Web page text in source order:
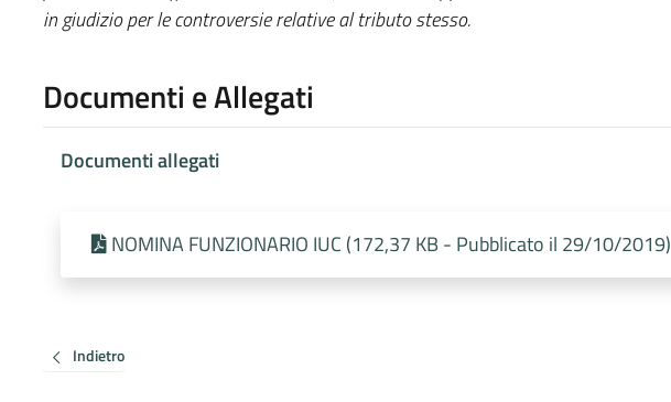
in giudizio per le controversie relative al tributo stesso.
Documenti e Allegati
Documenti allegati
NOMINA FUNZIONARIO IUC (172,37 KB - Pubblicato il 29/10/2019)
Indietro